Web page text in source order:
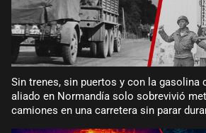
Sin trenes, sin puertos y con la gasolina
aliado en Normandía solo sobrevivió
camiones en una carretera sin parar